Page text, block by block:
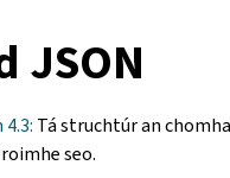
JSON
Tá struchtúr an
seo.